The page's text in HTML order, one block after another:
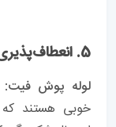
5. انعطاف‌پذیری
لوله پوش فیت:
خوبی هستند